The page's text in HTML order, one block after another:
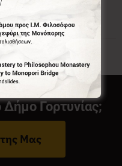
Δήμο Γορτυνίας;
Μας